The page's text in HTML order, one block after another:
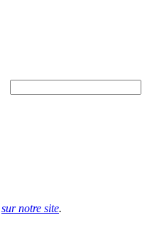
sur notre site.